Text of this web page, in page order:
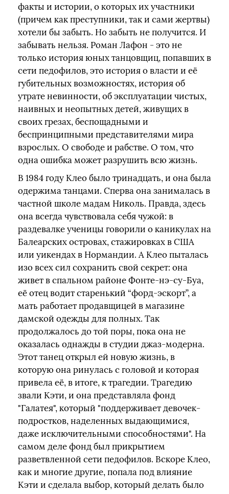
факты и истории, о которых их участники
(причем как преступники, так и сами жертвы)
хотели бы забыть. Но забыть не получится. И
забывать нельзя. Роман Лафон - это не
только история юных танцовщиц, попавших в
сети педофилов, это история о власти и её
губительных возможностях, история об
утрате невинности, об эксплуатации чистых,
наивных и неопытных детей, живущих в
своих грезах, беспощадными и
беспринципными представителями мира
взрослых. О свободе и рабстве. О том, что
одна ошибка может разрушить всю жизнь.
В 1984 году Клео было тринадцать, и она была
одержима танцами. Сперва она занималась в
частной школе мадам Николь. Правда, здесь
она всегда чувствовала себя чужой: в
раздевалке ученицы говорили о каникулах на
Балеарских островах, стажировках в США
или уикендах в Нормандии. А Клео пыталась
изо всех сил сохранить свой секрет: она
живет в спальном районе Фонте‑нэ-су-Буа,
её отец водит старенький “форд-эскорт”, а
мать работает продавщицей в магазине
дамской одежды для полных. Так
продолжалось до той поры, пока она не
оказалась однажды в студии джаз-модерна.
Этот танец открыл ей новую жизнь, в
которую она ринулась с головой и которая
привела её, в итоге, к трагедии. Трагедию
звали Кэти, и она представляла фонд
"Галатея", который "поддерживает девочек-
подростков, наделенных выдающимися,
даже исключительными способностями". На
самом деле фонд был прикрытием
разветвленной сети педофилов. Вскоре Клео,
как и многие другие, попала под влияние
Кэти и сделала выбор, который делать было